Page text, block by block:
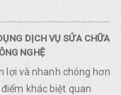
DỊCH VỤ SỬA CHỮA
NGHỆ
lợi và nhanh chóng hơn
khác biệt quan